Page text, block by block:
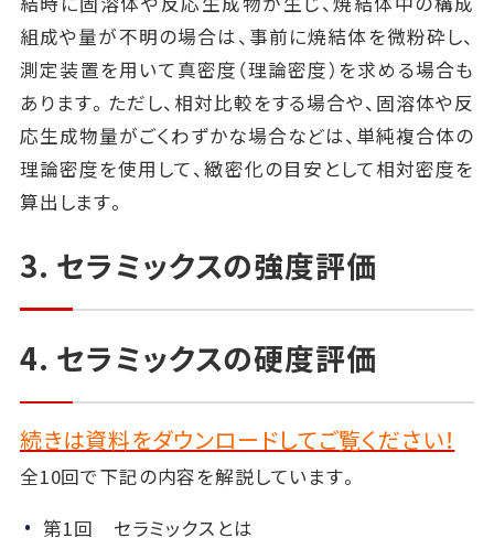
組成や量が不明の場合は、事前に焼結体を微粉砕し、
測定装置を用いて真密度（理論密度）を求める場合も
あります。ただし、相対比較をする場合や、固溶体や反
応生成物量がごくわずかな場合などは、単純複合体の
理論密度を使用して、緻密化の目安として相対密度を
算出します。
3. セラミックスの強度評価
4. セラミックスの硬度評価
続きは資料をダウンロードしてご覧ください！
全10回で下記の内容を解説しています。
第1回 セラミックスとは